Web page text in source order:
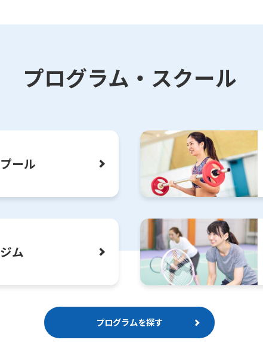
プログラム・スクール
プール
ジム
プログラムを探す
For foreigners
Central Sports official website is
automatically translated into
English. Click the link below (start
automatic translation) to return to
However, if you use an automatic
version of this website will be
translated mechanically, so it may
not be an accurate translation.
The translation may differ from the
original content. We ask that you
fully understand this before using
Automatic translation start